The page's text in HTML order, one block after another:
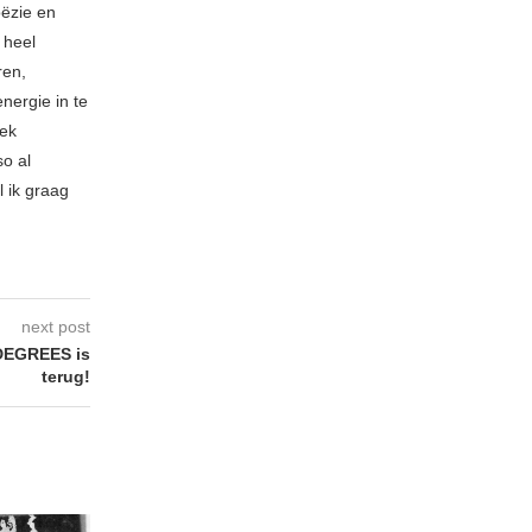
en
heel
in te
al
ik graag
next post
is
terug!